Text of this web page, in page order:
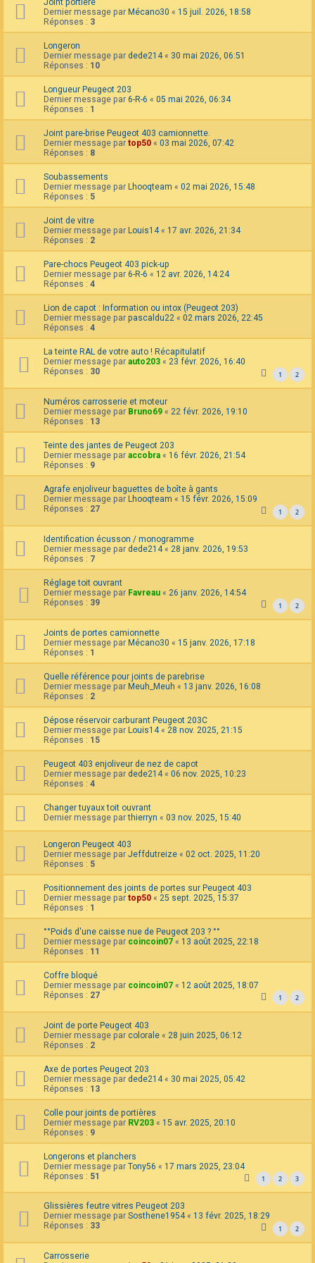
A
Q
Joint portière
Dernier message par Mécano30 « 15 juil. 2026, 18:58
Réponses : 3
Longeron
Dernier message par dede214« 30 mai 2026, 06:51
Réponses : 10
Longueur Peugeot 203
Dernier message par 6-R-6 « 05 mai 2026, 06:34
Réponses : 1
Joint pare-brise Peugeot 403 camionnette.
Dernier message par top50 « 03 mai 2026, 07:42
Réponses : 8
Soubassements
Dernier message par Lhooqteam « 02 mai 2026, 15:48
Réponses : 5
Joint de vitre
Dernier message par Louis14« 17 avr. 2026, 21:34
Réponses : 2
Pare-chocs Peugeot 403 pick-up
Dernier message par 6-R-6 « 12 avr. 2026, 14:24
Réponses : 4
Lion de capot : Information ou intox (Peugeot 203)
Dernier message par pascaldu22 « 02 mars 2026, 22:45
Réponses : 4
La teinte RAL de votre auto ! Récapitulatif
Dernier message par auto203 « 23 févr. 2026, 16:40
Réponses : 30 1 2
Numéros carrosserie et moteur
Dernier message par Bruno69 « 22 févr. 2026, 19:10
Réponses : 13
Teinte des jantes de Peugeot 203
Dernier message par accobra « 16 févr. 2026, 21:54
Réponses : 9
Agrafe enjoliveur baguettes de boîte à gants
Dernier message par Lhooqteam « 15 févr. 2026, 15:09
Réponses : 27 1 2
Identification écusson / monogramme
Dernier message par dede214« 28 janv. 2026, 19:53
Réponses : 7
Réglage toit ouvrant
Dernier message par Favreau « 26 janv. 2026, 14:54
Réponses : 39 1 2
Joints de portes camionnette
Dernier message par Mécano30 « 15 janv. 2026, 17:18
Réponses : 1
Quelle référence pour joints de parebrise
Dernier message par Meuh_Meuh « 13 janv. 2026, 16:08
Réponses : 2
Dépose réservoir carburant Peugeot 203C
Dernier message par Louis14« 28 nov. 2025, 21:15
Réponses : 15
Peugeot 403 enjoliveur de nez de capot
Dernier message par dede214« 06 nov. 2025, 10:23
Réponses : 4
Changer tuyaux toit ouvrant
Dernier message parthierryn « 03 nov. 2025, 15:40
Longeron Peugeot 403
Dernier message par Jeffdutreize « 02 oct. 2025, 11:20
Réponses : 5
Positionnement des joints de portes sur Peugeot 403
Dernier message par top50 « 25 sept. 2025, 15:37
Réponses : 1
°°Poids d'une caisse nue de Peugeot 203 ? °°
Dernier message par coincoin07 « 13 août 2025, 22:18
Réponses : 11
Coffre bloqué
Dernier message par coincoin07 « 12 août 2025, 18:07
Réponses : 27 1 2
Joint de porte Peugeot 403
Dernier message par colorale « 28 juin 2025, 06:12
Réponses : 2
Axe de portes Peugeot 203
Dernier message par dede214« 30 mai 2025, 05:42
Réponses : 13
Colle pour joints de portières
Dernier message par RV203 « 15 avr. 2025, 20:10
Réponses : 9
Longerons et planchers
Dernier message par Tony56 « 17 mars 2025, 23:04
Réponses : 51 1 2 3
Glissières feutre vitres Peugeot 203
Dernier message par Sosthene1954« 13 févr. 2025, 18:29
Réponses : 33 1 2
Carrosserie